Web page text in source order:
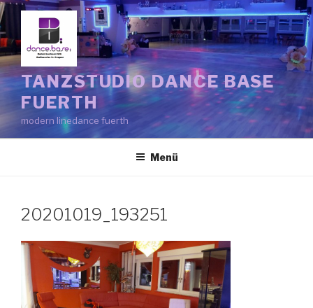
Zum
Inhalt
springen
TANZSTUDIO DANCE BASE
FUERTH
modern linedance fuerth
Menü
20201019_193251